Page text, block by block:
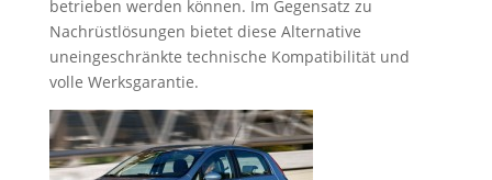
betrieben werden können. Im Gegensatz zu
Nachrüstlösungen bietet diese Alternative
uneingeschränkte technische Kompatibilität und
volle Werksgarantie.